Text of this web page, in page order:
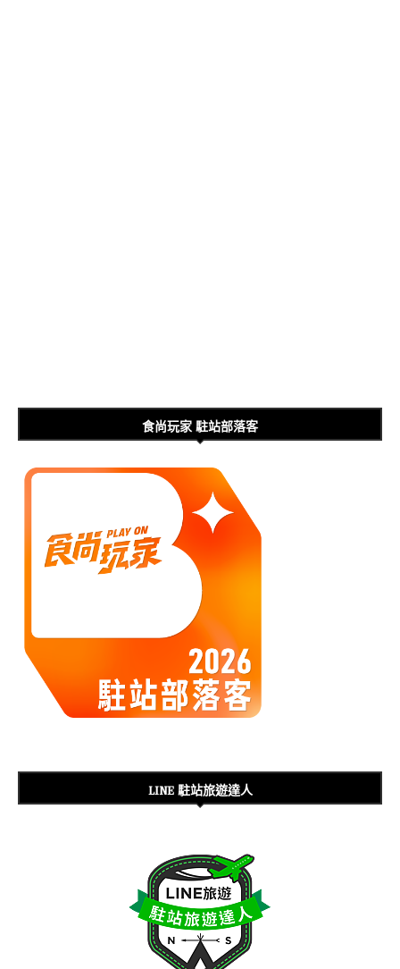
食尚玩家 駐站部落客
LINE 駐站旅遊達人